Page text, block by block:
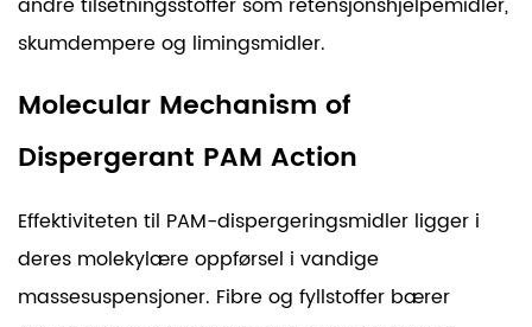
skumdempere og limingsmidler.
Molecular Mechanism of
Dispergerant PAM Action
Effektiviteten til PAM-dispergeringsmidler ligger i
deres molekylære oppførsel i vandige
massesuspensjoner. Fibre og fyllstoffer bærer